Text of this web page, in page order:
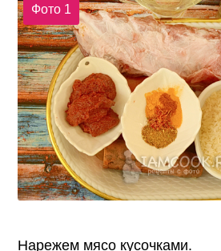
Фото 1
Нарежем мясо кусочками.